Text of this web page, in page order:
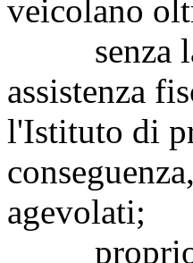
veicolano
senza la
assistenza
l'Istituto di
agevolati;
proprio in